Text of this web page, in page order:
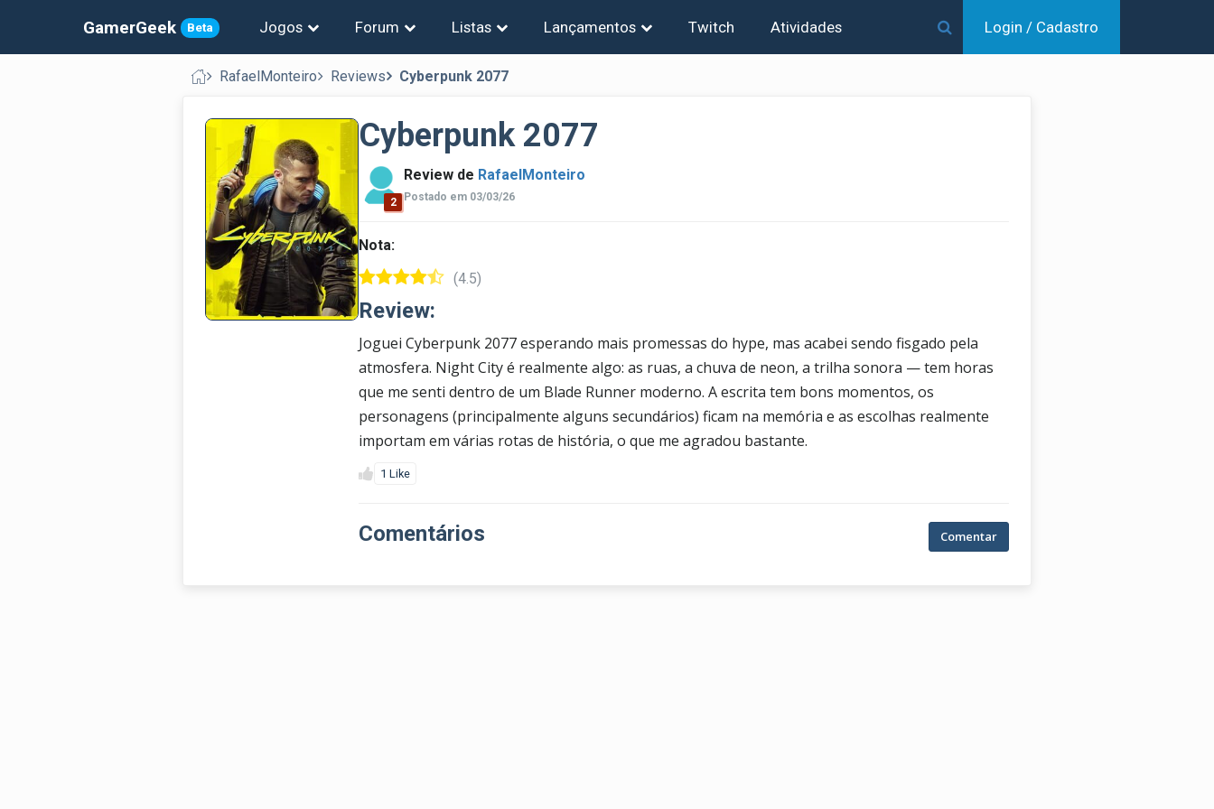
GamerGeek Beta Jogos Forum Listas Lançamentos Twitch Atividades Login / Cadastro
RafaelMonteiro Reviews Cyberpunk 2077
Cyberpunk 2077
2
Review de RafaelMonteiro
Postado em 03/03/26
Nota:
(4.5)
Review:
Joguei Cyberpunk 2077 esperando mais promessas do hype, mas acabei sendo fisgado pela
atmosfera. Night City é realmente algo: as ruas, a chuva de neon, a trilha sonora — tem horas
que me senti dentro de um Blade Runner moderno. A escrita tem bons momentos, os
personagens (principalmente alguns secundários) ficam na memória e as escolhas realmente
importam em várias rotas de história, o que me agradou bastante.
1 Like
Comentários Comentar